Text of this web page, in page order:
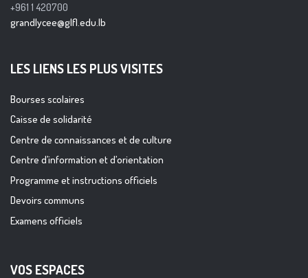
+961 1 420700
grandlycee@glfl.edu.lb
LES LIENS LES PLUS VISITES
Bourses scolaires
Caisse de solidarité
Centre de connaissances et de culture
Centre d’information et d’orientation
Programme et instructions officiels
Devoirs communs
Examens officiels
VOS ESPACES